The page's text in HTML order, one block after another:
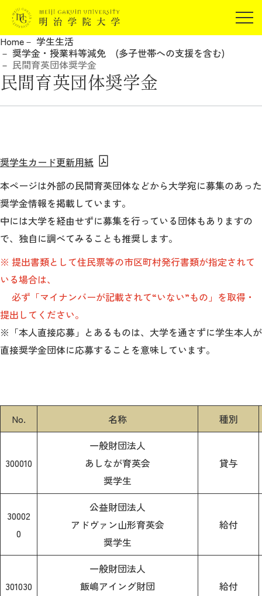
在学生の方
保証人の方
企業・研究者の方
JP
卒業生の方
報道関係の方
明治学院大学について
教育
研究
学生生活
留学・国際交流
ボランティア
生涯学習・社会連携
入試情報サイト
2026年9月入学者向け 新入生サイト
Home
学生生活
奨学金・授業料等減免 (多子世帯への支援を含む)
民間育英団体奨学金
民間育英団体奨学金
奨学生カード更新用紙
本ページは外部の民間育英団体などから大学宛に募集のあった
奨学金情報を掲載しています。
中には大学を経由せずに募集を行っている団体もありますの
で、独自に調べてみることも推奨します。
※ 提出書類として住民票等の市区町村発行書類が指定されて
いる場合は、
必ず「マイナンバーが記載されて“いない”もの」を取得・
提出してください。
※「本人直接応募」とあるものは、大学を通さずに学生本人が
直接奨学金団体に応募することを意味しています。
No. 名称 種別
300010
一般財団法人
あしなが育英会
奨学生
貸与
30002
0
公益財団法人
アドヴァン山形育英会
奨学生
給付
301030
一般財団法人
飯嶋アイング財団
給付